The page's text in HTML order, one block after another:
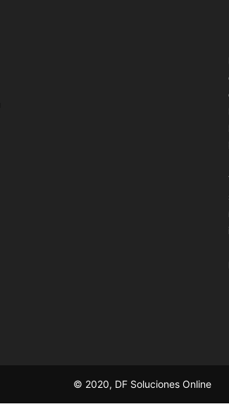
© 2020, DF Soluciones Online